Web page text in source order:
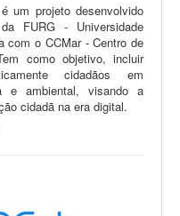
um projeto desenvolvido
FURG - Universidade
com o CCMar - Centro de
como objetivo, incluir
cidadãos em
e ambiental, visando a
cidadã na era digital.